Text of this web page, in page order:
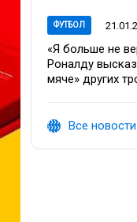
ФУТБОЛ
«Я больше не
Роналду
мяче» других
Все новости